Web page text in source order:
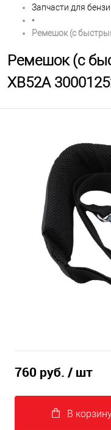
Запчасти для
•
Ремешок (с
Ремешок (с
XB52A
760 руб. / шт
В